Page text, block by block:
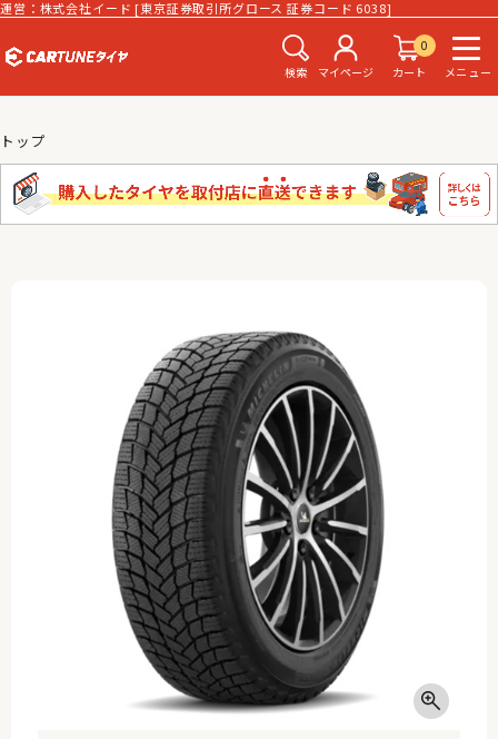
運営：株式会社イード [東京証券取引所グロース 証券コード 6038]
検索 マイページ
0
カート
メニュー
トップ